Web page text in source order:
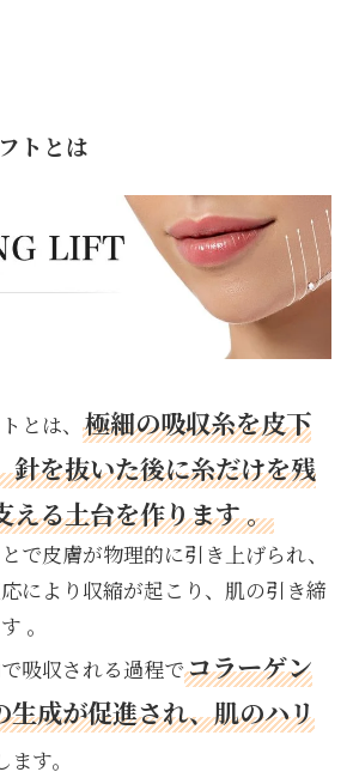
トとは
とは、 極細の吸収糸を皮下
針を抜いた後に糸だけを残
える土台を作ります 。
で皮膚が物理的に引き上げられ、
により収縮が起こり、肌の引き締
。
吸収される過程でコラーゲン
生成が促進され、肌のハリ
ます。